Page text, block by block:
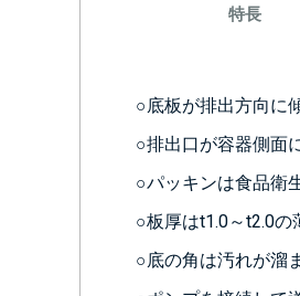
特長
○底板が排出方向に
○排出口が容器側面
○パッキンは食品衛
○板厚はt1.0～t2.0の
○底の角は汚れが溜